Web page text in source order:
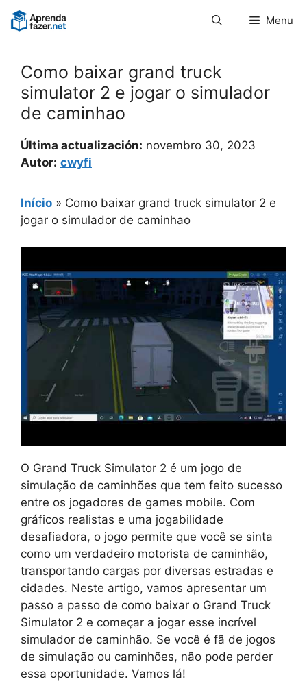
Pular
para
Menu
Como baixar grand truck
simulator 2 e jogar o simulador
de caminhao
Última actualización: novembro 30, 2023
Autor: cwyfi
Início » Como baixar grand truck simulator 2 e
jogar o simulador de caminhao
O Grand Truck Simulator 2 é um jogo de
simulação de caminhões que tem feito sucesso
entre os jogadores de games mobile. Com
gráficos realistas e uma jogabilidade
desafiadora, o jogo permite que você se sinta
como um verdadeiro motorista de caminhão,
transportando cargas por diversas estradas e
cidades. Neste artigo, vamos apresentar um
passo a passo de como baixar o Grand Truck
Simulator 2 e começar a jogar esse incrível
simulador de caminhão. Se você é fã de jogos
de simulação ou caminhões, não pode perder
essa oportunidade. Vamos lá!